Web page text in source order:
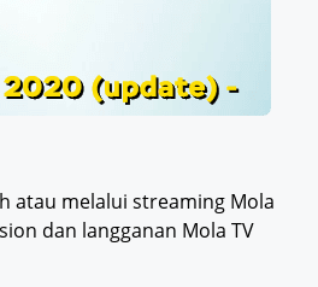
atau melalui streaming Mola
dan langganan Mola TV